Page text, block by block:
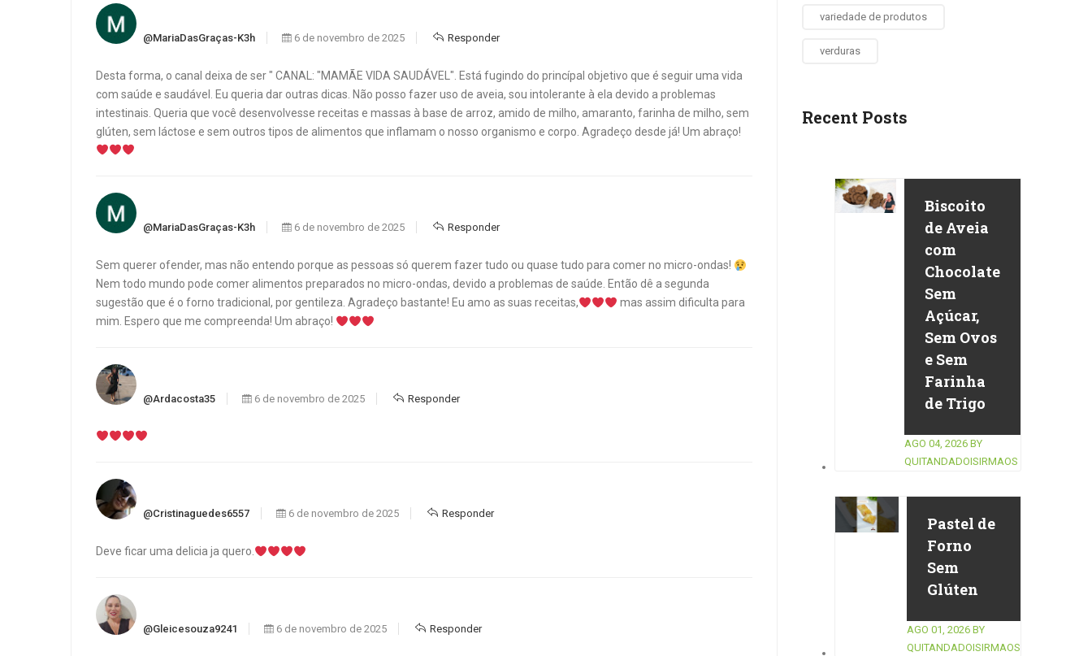
@MariaDasGraças-K3h 6 de novembro de 2025 Responder
Desta forma, o canal deixa de ser " CANAL: "MAMÃE VIDA SAUDÁVEL". Está fugindo do princípal objetivo que é seguir uma vida
com saúde e saudável. Eu queria dar outras dicas. Não posso fazer uso de aveia, sou intolerante à ela devido a problemas
intestinais. Queria que você desenvolvesse receitas e massas à base de arroz, amido de milho, amaranto, farinha de milho, sem
glúten, sem láctose e sem outros tipos de alimentos que inflamam o nosso organismo e corpo. Agradeço desde já! Um abraço!
@MariaDasGraças-K3h 6 de novembro de 2025 Responder
Sem querer ofender, mas não entendo porque as pessoas só querem fazer tudo ou quase tudo para comer no micro-ondas!
Nem todo mundo pode comer alimentos preparados no micro-ondas, devido a problemas de saúde. Então dê a segunda
sugestão que é o forno tradicional, por gentileza. Agradeço bastante! Eu amo as suas receitas,
mas assim dificulta para
mim. Espero que me compreenda! Um abraço!
@ardacosta35 6 de novembro de 2025 Responder
@cristinaguedes6557 6 de novembro de 2025 Responder
Deve ficar uma delicia ja quero.
@gleicesouza9241 6 de novembro de 2025 Responder
variedade de produtos
verduras
Recent Posts
Biscoito
de Aveia
com
Chocolate
Sem
Açúcar,
Sem Ovos
e Sem
Farinha
de Trigo
AGO 04, 2026 BY
QUITANDADOISIRMAOS
Pastel de
Forno
Sem
Glúten
AGO 01, 2026 BY
QUITANDADOISIRMAOS